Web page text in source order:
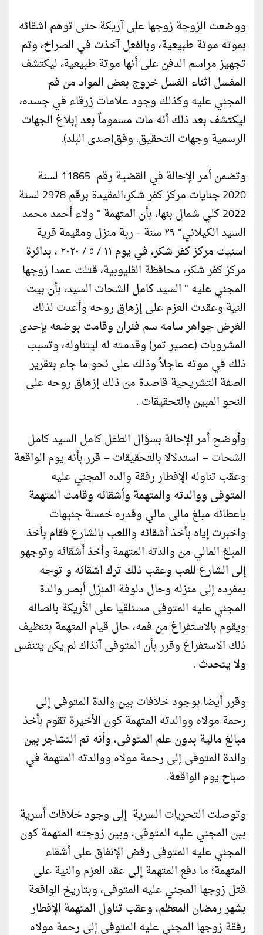
ووضعت الزوجة زوجها على آريكة حتى توهم اشقائه
بموته موتة طبيعية، وبالفعل آخذت في الصراخ، وتم
تجهيز مراسم الدفن على أنها موتة طبيعية، ليكتشف
المغسل اثناء الغسل خروج بعض المواد من فم
المجني عليه وكذلك وجود علامات زرقاء في جسده،
ليكتشف بعد ذلك أنه مات مسموماً بعد إبلاغ الجهات
الرسمية وجهات التحقيق. وفق(صدى البلد).
وتضمن أمر الإحالة في القضية رقم 11865 لسنة
2020 جنایات مرکز کفر شکر،المقيدة برقم 2978 لسنة
2022 كلي شمال بنها، بأن المتهمة " ولاء أحمد محمد
السيد الكيلاني" ٢٩ سنة - ربة منزل ومقيمة قرية
اسنيت مركز كفر شكر، في يوم ١١ / ٥ / ٢٠٢٠ ، بدائرة
مركز كفر شكر، محافظة القليوبية، قتلت عمدا زوجها
المجني عليه " السيد كامل الشحات السيد، بأن بيت
النية وعقدت العزم على إزهاق روحه وأعدت لذلك
الغرض جواهر سامه سم فئران وقامت بوضعه بإحدى
المشروبات (عصير تمر) وقدمته له ليتناوله، وتسبب
ذلك في موته عاجلاً وذلك على نحو ما جاء بتقرير
الصفة التشريحية قاصدة من ذلك إزهاق روحه على
النحو المبين بالتحقيقات .
وأوضح أمر الإحالة بسؤال الطفل كامل السيد كامل
الشحات – استدلالا بالتحقيقات – قرر بأنه يوم الواقعة
وعقب تناوله الإفطار رفقة والده المجني عليه
المتوفى ووالدته والمتهمة وأشقائه وقامت المتهمة
باعطائه مبلغ مالى مالي وقدره خمسة جنيهات
واخبرت إياه بأخذ أشقائه واللعب بالشارع فقام بأخذ
المبلغ المالي من والدته المتهمة وأخذ أشقائه وتوجهو
إلى الشارع للعب وعقب ذلك ترك اشقائه و توجه
بمفرده إلى منزله وحال دلوفة المنزل أبصر والدة
المجني عليه المتوفى مستلقيا على الأريكة بالصاله
ويقوم بالاستفراغ من فمه، حال قيام المتهمة بتنظيف
ذلك الاستفراغ وقرر بأن المتوفى آنذاك لم يكن يتنفس
ولا يتحدث .
وقرر أيضا بوجود خلافات بين والدة المتوفى إلى
رحمة مولاه ووالدته المتهمة كون الأخيرة تقوم بأخذ
مبالغ مالية بدون علم المتوفى، وأنه تم التشاجر بين
والدة المتوفى إلى رحمة مولاه ووالدته المتهمة في
صباح يوم الواقعة.
وتوصلت التحريات السرية إلى وجود خلافات أسرية
بين المجني عليه المتوفى، وبين زوجته المتهمة كون
المجني عليه المتوفى رفض الإنفاق على أشقاء
المتهمة؛ ما دفع المتهمة إلى عقد العزم والنية على
قتل زوجها المجني عليه المتوفى، وبتاريخ الواقعة
بشهر رمضان المعظم، وعقب تناول المتهمة الإفطار
رفقة زوجها المجني عليه المتوفى إلى رحمة مولاه